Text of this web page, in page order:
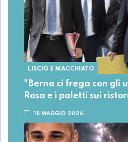
LISCIO E MACCHIATO
"Berna ci frega con gli
Rosa e i paletti sui
18 MAGGIO 2026